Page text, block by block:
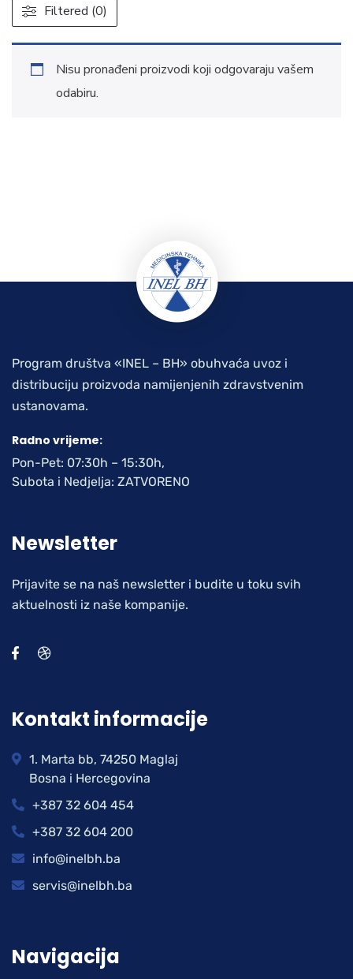
Nisu pronađeni proizvodi koji odgovaraju vašem
odabiru.
Filtered (0)
Program društva «INEL – BH» obuhvaća uvoz i
distribuciju proizvoda namijenjenih zdravstvenim
ustanovama.
Radno vrijeme:
Pon-Pet: 07:30h – 15:30h,
Subota i Nedjelja: ZATVORENO
Newsletter
Prijavite se na naš newsletter i budite u toku svih
aktuelnosti iz naše kompanije.
Kontakt informacije
1. Marta bb, 74250 Maglaj
Bosna i Hercegovina
+387 32 604 454
+387 32 604 200
info@inelbh.ba
servis@inelbh.ba
Navigacija